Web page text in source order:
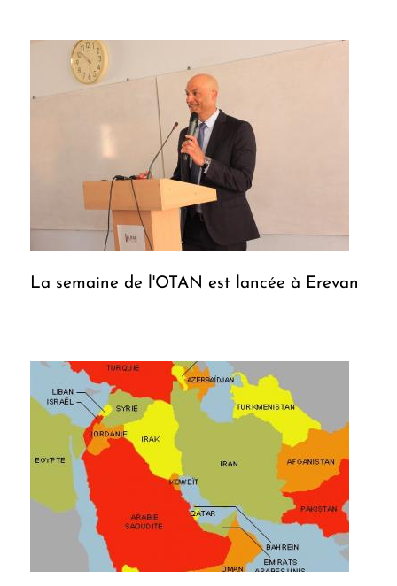
La semaine de l'OTAN est lancée à Erevan